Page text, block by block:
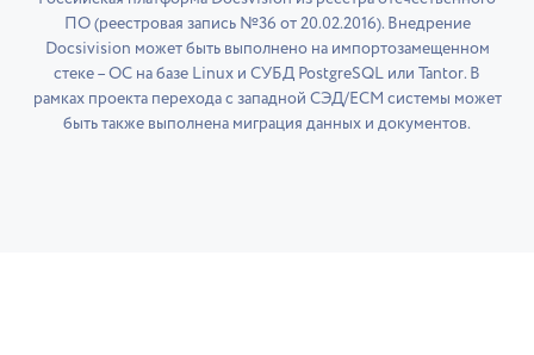
ПО (реестровая запись №36 от 20.02.2016). Внедрение
Docsivision может быть выполнено на импортозамещенном
стеке – ОС на базе Linux и СУБД PostgreSQL или Tantor. В
рамках проекта перехода с западной СЭД/ECM системы может
быть также выполнена миграция данных и документов.